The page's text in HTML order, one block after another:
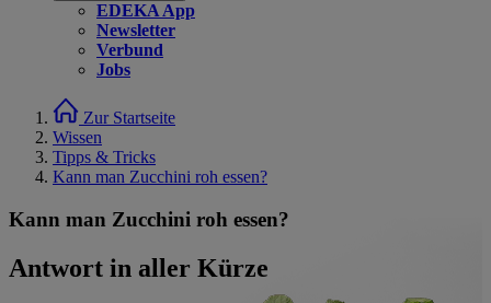
EDEKA App
Newsletter
Verbund
Jobs
Zur Startseite
Wissen
Tipps & Tricks
Kann man Zucchini roh essen?
Kann man Zucchini roh essen?
Antwort in aller Kürze